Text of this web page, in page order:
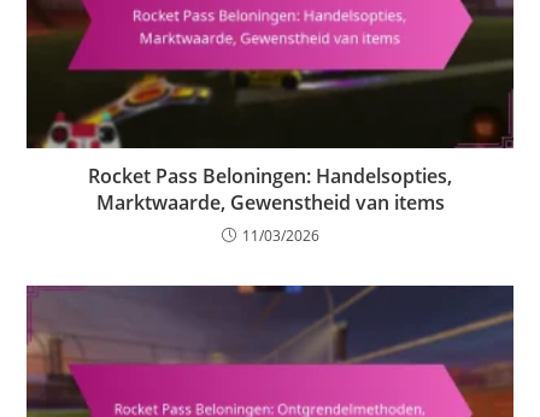
Rocket Pass Beloningen: Handelsopties,
Marktwaarde, Gewenstheid van items
11/03/2026